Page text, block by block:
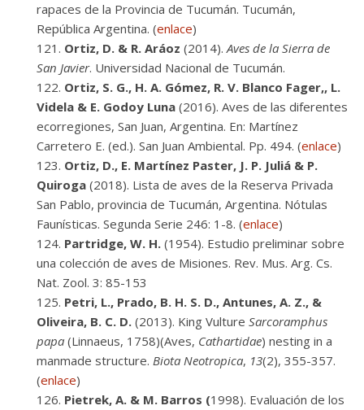
rapaces de la Provincia de Tucumán. Tucumán,
República Argentina. (enlace)
Ortiz, D. & R. Aráoz (2014).Aves de la Sierra de
San Javier. Universidad Nacional de Tucumán.
Ortiz, S. G., H. A. Gómez, R. V. Blanco Fager,, L.
Videla & E. Godoy Luna (2016). Aves de las diferentes
ecorregiones, San Juan, Argentina. En: Martínez
Carretero E. (ed.). San Juan Ambiental. Pp. 494. (enlace)
Ortiz, D., E. Martínez Paster, J. P. Juliá & P.
Quiroga (2018). Lista de aves de la Reserva Privada
San Pablo, provincia de Tucumán, Argentina. Nótulas
Faunísticas. Segunda Serie 246: 1-8. (enlace)
Partridge, W. H. (1954). Estudio preliminar sobre
una colección de aves de Misiones. Rev. Mus. Arg. Cs.
Nat. Zool. 3: 85-153
Petri, L., Prado, B. H. S. D., Antunes, A. Z., &
Oliveira, B. C. D. (2013). King Vulture Sarcoramphus
papa (Linnaeus, 1758)(Aves, Cathartidae) nesting in a
manmade structure. Biota Neotropica, 13(2), 355-357.
(enlace)
Pietrek, A. & M. Barros (1998). Evaluación de los